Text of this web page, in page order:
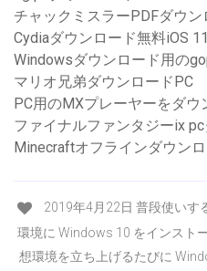
チャックミスラーPDFダウン
Cydiaダウンロード無料iOS
Windowsダウンロード用の
マリオ兄弟ダウンロードPC
PC用のMXプレーヤーをダ
ファイナルファンタジーix
Minecraftオフラインダウン
2019年4月22日 普段使いす
環境に Windows 10 をインスト
想環境を立ち上げるたびに